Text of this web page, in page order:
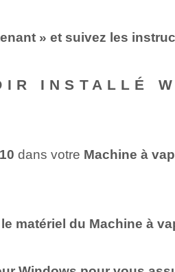
» et suivez les
INSTALLÉ
dans votre Machine à
matériel du Machine à